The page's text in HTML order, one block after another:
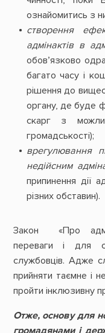
ознайомитись з
створення
адмінактів в
обов’язково
багато часу і
рішення до
органу, де буде
скарг з
громадськості);
врегулювання
недійсним
припинення дії
різних обставин).
Закон «Про
переваги і для
службовців. Адже
прийняти таємне і
пройти інклюзивну
Отже, основу для